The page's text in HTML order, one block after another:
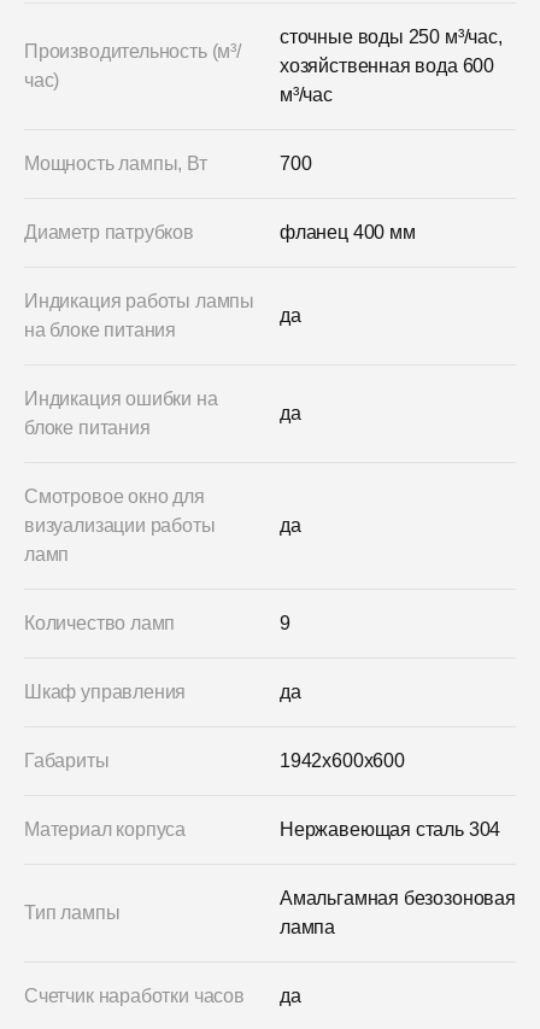
Производительность (м³/
час)
сточные воды 250 м³/час,
хозяйственная вода 600
м³/час
Мощность лампы, Вт 700
Диаметр патрубков фланец 400 мм
Индикация работы лампы
на блоке питания
да
Индикация ошибки на
блоке питания
да
Смотровое окно для
визуализации работы
ламп
да
Количество ламп 9
Шкаф управления да
Габариты 1942x600x600
Материал корпуса Нержавеющая сталь 304
Тип лампы
Амальгамная безозоновая
лампа
Счетчик наработки часов да